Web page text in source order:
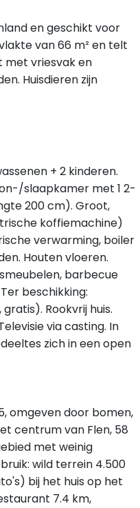
en geschikt voor
van 66 m² en telt
met vriesvak en
Huisdieren zijn
+ 2 kinderen.
slaapkamer met 1 2-
200 cm). Groot,
koffiemachine)
verwarming, boiler
Houten vloeren.
barbecue
beschikking:
Rookvrij huis.
via casting. In
zich in een open
omgeven door bomen,
centrum van Flen, 58
met weinig
wild terrein 4.500
bij het huis op het
7.4 km,